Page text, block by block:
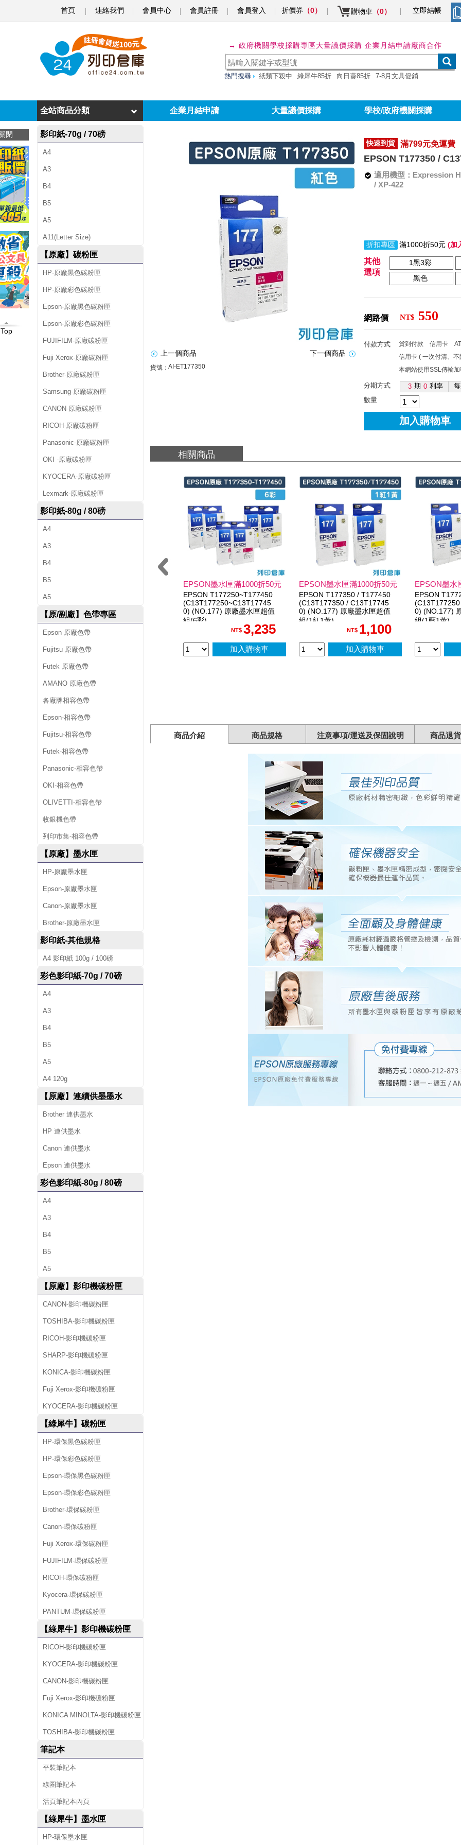
首頁 連絡我們 會員中心 會員註冊 會員登入 折價券 （0） 購物車 （0） 立即結帳
閉
Top
S
N
T
1
7
7
C
1
3
T
1
7
7
3
5
0
N
O
1
7
7
)
原
廠
紅
色
墨
水
匣
→ 政府機關學校採購專區大量議價採購 企業月結申請廠商合作
熱門搜尋 紙類下殺中 綠犀牛85折 向日葵85折 7-8月文具促銷
企業月結申請 大量議價採購 學校/政府機關採購
全站商品分類
影印紙-70g / 70磅
A4
A3
B4
B5
A5
A11(Letter Size)
【原廠】碳粉匣
HP-原廠黑色碳粉匣
HP-原廠彩色碳粉匣
Epson-原廠黑色碳粉匣
Epson-原廠彩色碳粉匣
FUJIFILM-原廠碳粉匣
Fuji Xerox-原廠碳粉匣
Brother-原廠碳粉匣
Samsung-原廠碳粉匣
CANON-原廠碳粉匣
RICOH-原廠碳粉匣
Panasonic-原廠碳粉匣
OKI -原廠碳粉匣
KYOCERA-原廠碳粉匣
Lexmark-原廠碳粉匣
影印紙-80g / 80磅
A4
A3
B4
B5
A5
【原/副廠】色帶專區
Epson 原廠色帶
Fujitsu 原廠色帶
Futek 原廠色帶
AMANO 原廠色帶
各廠牌相容色帶
Epson-相容色帶
Fujitsu-相容色帶
Futek-相容色帶
Panasonic-相容色帶
OKI-相容色帶
OLIVETTI-相容色帶
收銀機色帶
列印市集-相容色帶
【原廠】墨水匣
HP-原廠墨水匣
Epson-原廠墨水匣
Canon-原廠墨水匣
Brother-原廠墨水匣
影印紙-其他規格
A4 影印紙 100g / 100磅
彩色影印紙-70g / 70磅
A4
A3
B4
B5
A5
A4 120g
【原廠】連續供墨墨水
Brother 連供墨水
HP 連供墨水
Canon 連供墨水
Epson 連供墨水
彩色影印紙-80g / 80磅
A4
A3
B4
B5
A5
【原廠】影印機碳粉匣
CANON-影印機碳粉匣
TOSHIBA-影印機碳粉匣
RICOH-影印機碳粉匣
SHARP-影印機碳粉匣
KONICA-影印機碳粉匣
Fuji Xerox-影印機碳粉匣
KYOCERA-影印機碳粉匣
【綠犀牛】碳粉匣
HP-環保黑色碳粉匣
HP-環保彩色碳粉匣
Epson-環保黑色碳粉匣
Epson-環保彩色碳粉匣
Brother-環保碳粉匣
Canon-環保碳粉匣
Fuji Xerox-環保碳粉匣
FUJIFILM-環保碳粉匣
RICOH-環保碳粉匣
Kyocera-環保碳粉匣
PANTUM-環保碳粉匣
【綠犀牛】影印機碳粉匣
RICOH-影印機碳粉匣
KYOCERA-影印機碳粉匣
CANON-影印機碳粉匣
Fuji Xerox-影印機碳粉匣
KONICA MINOLTA-影印機碳粉匣
TOSHIBA-影印機碳粉匣
筆記本
平裝筆記本
線圈筆記本
活頁筆記本內頁
【綠犀牛】墨水匣
HP-環保墨水匣
上一個商品 下一個商品
貨號：AI-ET177350
快速到貨 滿799元免運費
EPSON T177350 /
適用機型：Expression
/ XP-422
折扣專區 滿1000折50元 (加
其他
選項
1黑3彩
黑色
網路價 NT$ 550
付款方式 貨到付款 信用卡
信用卡 ( 一次付清、不
本網站使用SSL傳輸
分期方式 3 期 0 利率
數量
加入購物車
相關商品
EPSON墨水匣滿1000折50元
EPSON T177250~T177450
(C13T177250~C13T17745
0) (NO.177) 原廠墨水匣超值
組(6彩)
NT$ 3,235
加入購物車
EPSON墨水匣滿1000折50元
EPSON T177350 / T177450
(C13T177350 / C13T17745
0) (NO.177) 原廠墨水匣超值
組(1紅1黃)
NT$ 1,100
加入購物車
EPSON墨水
EPSON
0) (NO.177)
組(1藍1黃)
商品介紹 商品規格 注意事項/運送及保固說明 商品退